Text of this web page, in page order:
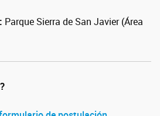
Parque Sierra de San Javier (Área